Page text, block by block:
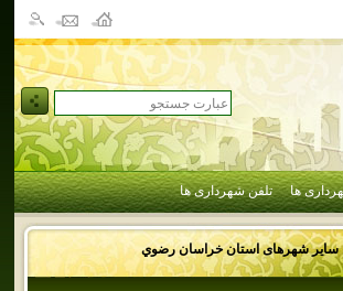
ها تلفن شهرداری ها
سایر شهرهای استانخراسان رضوي